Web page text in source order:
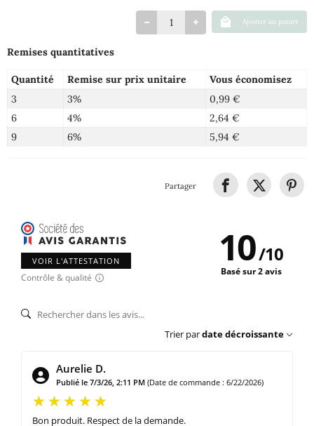
Ajouter au panier
Remises quantitatives
Quantité Remise sur prix unitaire
Vous économisez
3
3%
0,99 €
6
4%
2,64 €
9
6% 5,94 €
Partager
VOIR L'ATTESTATION
Contrôle & qualité
10/10
Basé sur 2 avis
Trier pardate décroissante
Aurelie D.
Publié le 7/3/26, 2:11 PM (Date de commande : 6/22/2026)
Bon produit. Respect de la demande.